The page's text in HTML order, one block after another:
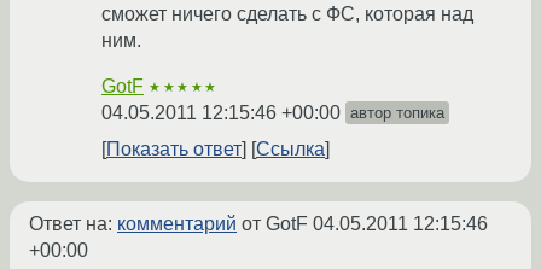
сможет ничего сделать с ФС, которая над
ним.
GotF ★★★★★
04.05.2011 12:15:46 +00:00 автор топика
Показать ответ Ссылка
Ответ на: комментарий от GotF 04.05.2011 12:15:46
+00:00